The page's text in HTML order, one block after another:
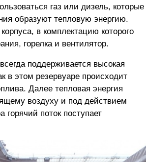
газ или дизель, которые
образуют тепловую энергию.
в комплектацию которого
горелка и вентилятор.
поддерживается высокая
в этом резервуаре происходит
Далее тепловая энергия
воздуху и под действием
горячий поток поступает